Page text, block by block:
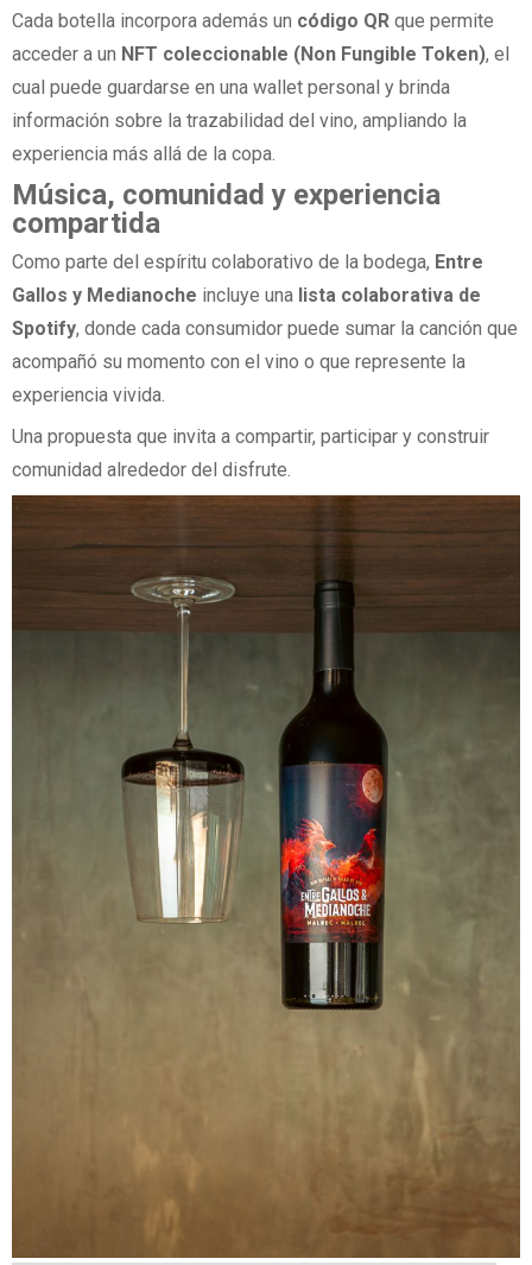
Cada botella incorpora además un código QR que permite
acceder a un NFT coleccionable (Non Fungible Token), el
cual puede guardarse en una wallet personal y brinda
información sobre la trazabilidad del vino, ampliando la
experiencia más allá de la copa.
Música, comunidad y experiencia
compartida
Como parte del espíritu colaborativo de la bodega, Entre
Gallos y Medianoche incluye una lista colaborativa de
Spotify, donde cada consumidor puede sumar la canción que
acompañó su momento con el vino o que represente la
experiencia vivida.
Una propuesta que invita a compartir, participar y construir
comunidad alrededor del disfrute.